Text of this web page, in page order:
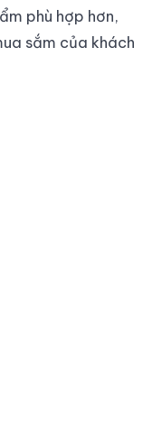
phù hợp hơn,
sắm của khách